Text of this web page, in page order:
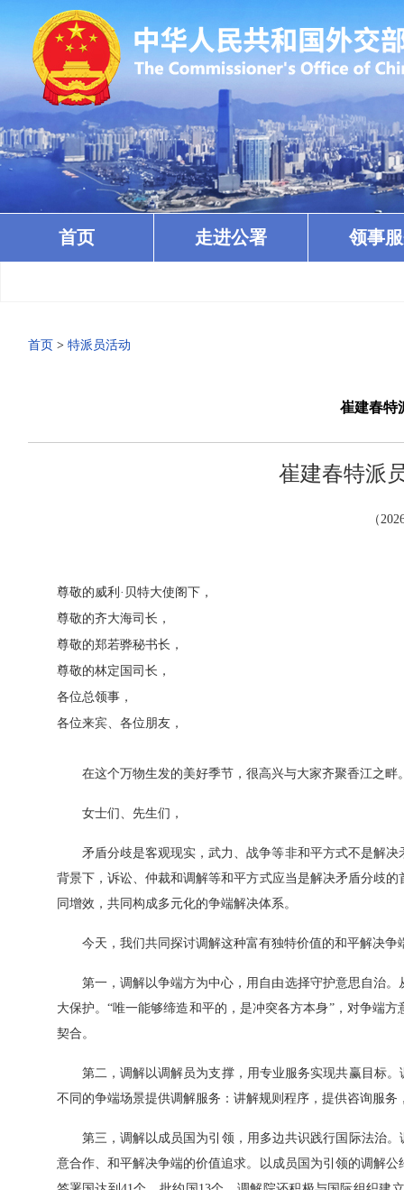
首页 走进公署 领事
首页 > 特派员活动
崔建春特
崔建春特派
（
尊敬的威利·贝特大使阁下，
尊敬的齐大海司长，
尊敬的郑若骅秘书长，
尊敬的林定国司长，
各位总领事，
各位来宾、各位朋友，
在这个万物生发的美好季节，很高兴与大家齐聚香江之
女士们、先生们，
矛盾分歧是客观现实，武力、战争等非和平方式不是解
背景下，诉讼、仲裁和调解等和平方式应当是解决矛盾分歧
同增效，共同构成多元化的争端解决体系。
今天，我们共同探讨调解这种富有独特价值的和平解决
第一，调解以争端方为中心，用自由选择守护意思自治
大保护。“唯一能够缔造和平的，是冲突各方本身”，对争端
契合。
第二，调解以调解员为支撑，用专业服务实现共赢目标
不同的争端场景提供调解服务：讲解规则程序，提供咨询服
第三，调解以成员国为引领，用多边共识践行国际法治
意合作、和平解决争端的价值追求。以成员国为引领的调解